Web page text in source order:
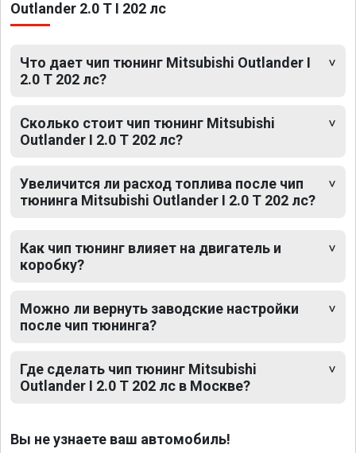
Outlander 2.0 T I 202 лс
Что дает чип тюнинг Mitsubishi Outlander I
2.0 T 202 лс?
Сколько стоит чип тюнинг Mitsubishi
Outlander I 2.0 T 202 лс?
Увеличится ли расход топлива после чип
тюнинга Mitsubishi Outlander I 2.0 T 202 лс?
Как чип тюнинг влияет на двигатель и
коробку?
Можно ли вернуть заводские настройки
после чип тюнинга?
Где сделать чип тюнинг Mitsubishi
Outlander I 2.0 T 202 лс в Москве?
Вы не узнаете ваш автомобиль!